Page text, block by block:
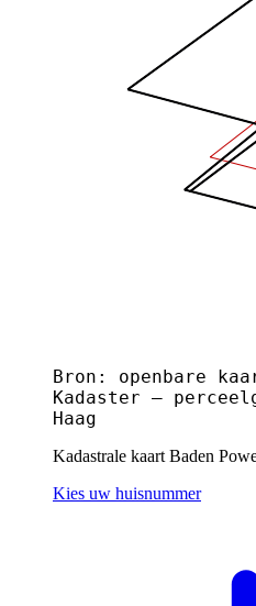
Bron: openbare
Kadaster —
Haag
Kadastrale kaart Baden
Kies uw huisnummer